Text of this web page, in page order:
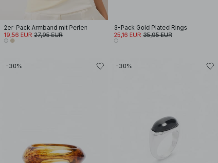
2er-Pack Armband mit Perlen
19,56 EUR 27,95 EUR
3-Pack Gold Plated Rings
25,16 EUR 35,95 EUR
-30% -30%